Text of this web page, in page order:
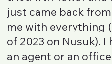
just came back
me with everything
of 2023 on Nusuk). I
an agent or an